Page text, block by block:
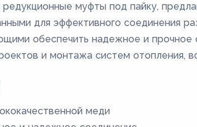
муфты под пайку,
для эффективного соединения
обеспечить надежное и
и монтажа систем отопления,
меди